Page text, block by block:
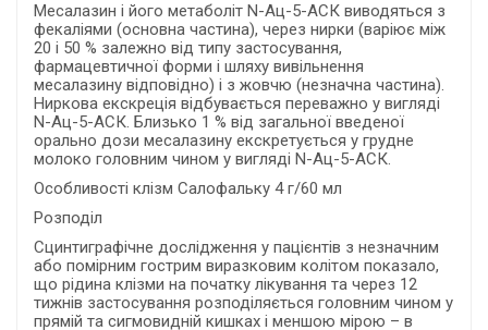
Месалазин і його метаболіт N-Aц-5-АСК виводяться з
фекаліями (основна частина), через нирки (варіює між
20 і 50 % залежно від типу застосування,
фармацевтичної форми і шляху вивільнення
месалазину відповідно) і з жовчю (незначна частина).
Ниркова екскреція відбувається переважно у вигляді
N-Aц-5-АСК. Близько 1 % від загальної введеної
орально дози месалазину екскретується у грудне
молоко головним чином у вигляді N-Aц-5-АСК.
Особливості клізм Салофальку 4 г/60 мл
Розподіл
Сцинтиграфічне дослідження у пацієнтів з незначним
або помірним гострим виразковим колітом показало,
що рідина клізми на початку лікування та через 12
тижнів застосування розподіляється головним чином у
прямій та сигмовидній кишках і меншою мірою – в